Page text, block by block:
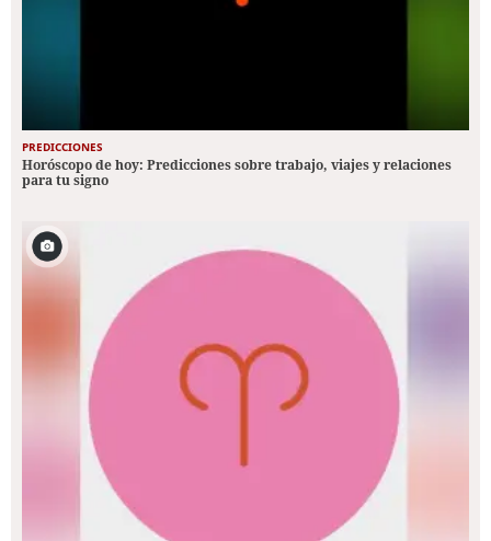
PREDICCIONES
Horóscopo de hoy: Predicciones sobre trabajo, viajes y relaciones
para tu signo